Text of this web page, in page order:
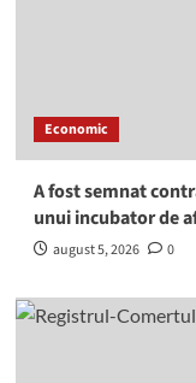
Economic
A fost semnat
unui incubator de
august 5, 2026 0